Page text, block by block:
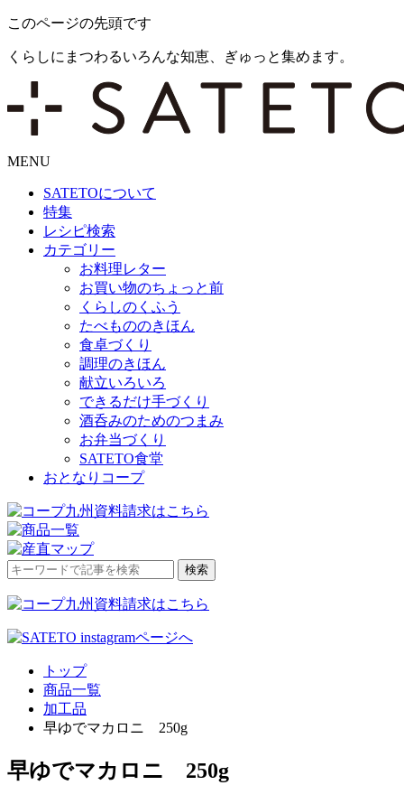
このページの先頭です
くらしにまつわるいろんな知恵、ぎゅっと集めます。
MENU
SATETOについて
特集
レシピ検索
カテゴリー
お料理レター
お買い物のちょっと前
くらしのくふう
たべもののきほん
食卓づくり
調理のきほん
献立いろいろ
できるだけ手づくり
酒呑みのためのつまみ
お弁当づくり
SATETO食堂
おとなりコープ
検
対
検索
トップ
商品一覧
加工品
早ゆでマカロニ 250g
早ゆでマカロニ 250g